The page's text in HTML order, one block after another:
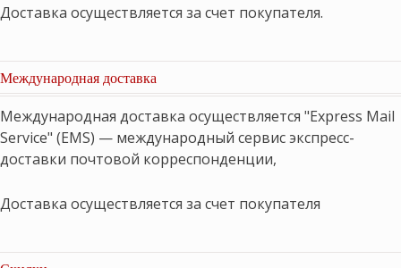
Доставка осуществляется за счет покупателя.
Международная доставка
Международная доставка осуществляется "Express Mail
Service" (EMS) — международный сервис экспресс-
доставки почтовой корреспонденции,
Доставка осуществляется за счет покупателя